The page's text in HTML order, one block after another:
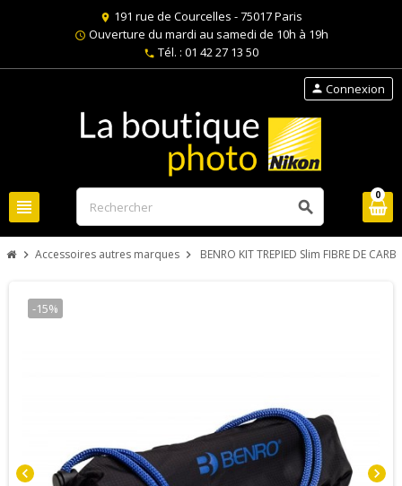
location_on 191 rue de Courcelles - 75017 Paris
schedule Ouverture du mardi au samedi de 10h à 19h
phone Tél. : 01 42 27 13 50
view_headline search
person Connexion
0
chevron_right Accessoires autres marques chevron_right BENRO KIT TREPIED Slim FIBRE DE
chevron_left chevron_right
-15%